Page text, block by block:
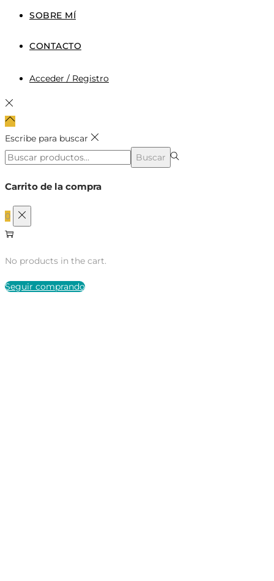
SOBRE MÍ
CONTACTO
Acceder / Registro
Escribe para buscar
Búsqueda
Buscar
Carrito de la compra
0
No products in the cart.
Seguir comprando